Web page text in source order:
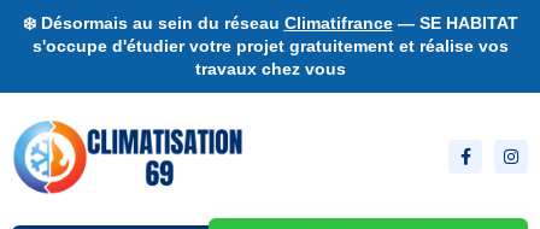
❄️ Désormais au sein du réseau Climatifrance— SE HABITAT
s'occupe d'étudier votre projet gratuitement et réalise vos
travaux chez vous